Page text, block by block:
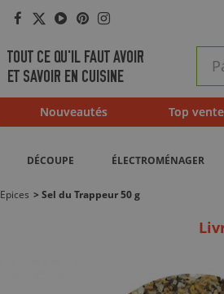
Facebook
Twitter
YouTube
Pinterest
Instagram
TOUT CE QU'IL FAUT AVOIR
ET SAVOIR EN CUISINE
Nouveautés Top
DÉCOUPE ÉLECTROMÉNAGER
Epices > Sel du Trappeur 50 g